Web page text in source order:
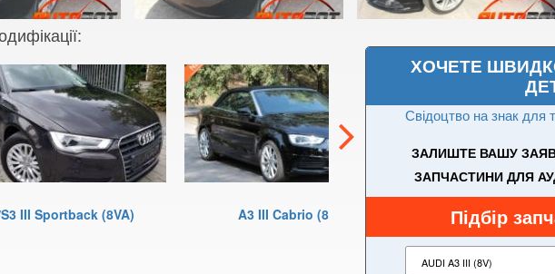
III Sportback (8VA) A3 III Cabrio (8V7)
ХОЧЕТЕ
Свідоцтво на знак для
ЗАЛИШТЕ ВАШУ
ЗАПЧАСТИНИ ДЛЯ
Підбір